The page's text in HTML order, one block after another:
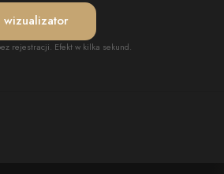
rejestracji. Efekt w kilka sekund.